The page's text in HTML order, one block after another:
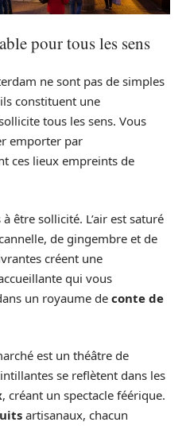
pour tous les sens
ne sont pas de simples
constituent une
tous les sens. Vous
emporter par
ces lieux empreints de
être sollicité. L’air est saturé
de gingembre et de
créent une
qui vous
un royaume de conte de
est un théâtre de
se reflètent dans les
, créant un spectacle féérique.
artisanaux, chacun